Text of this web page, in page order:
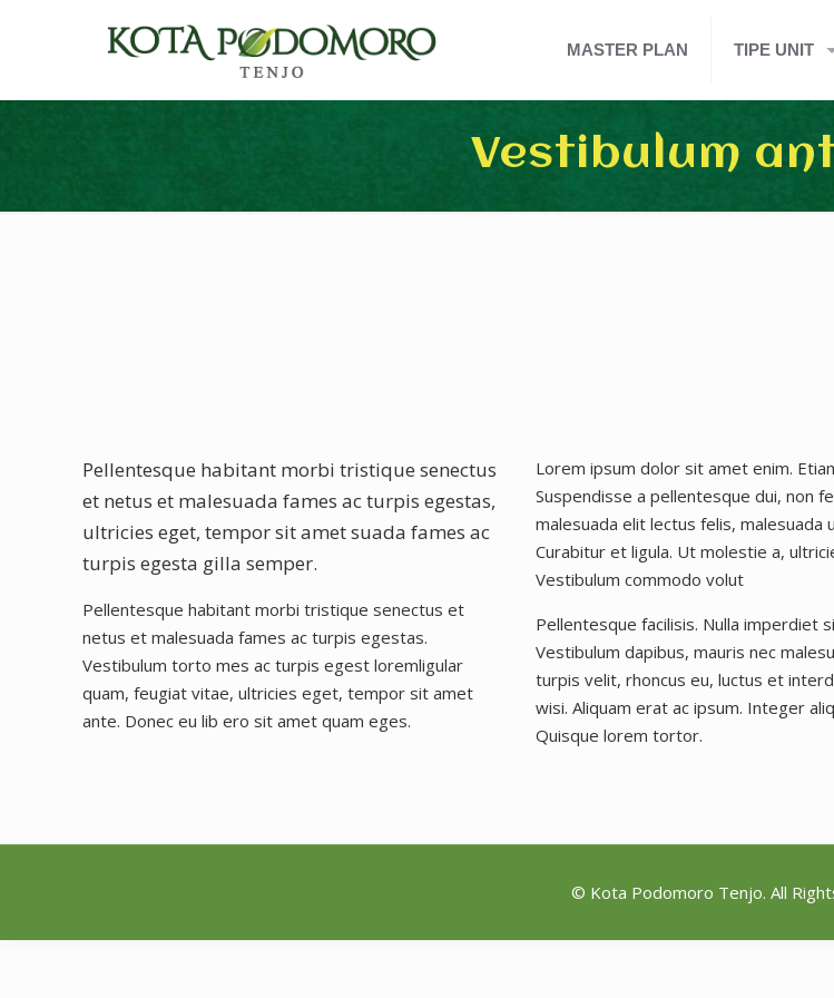
MASTER PLAN TIPE UNIT
Vestibulum
Pellentesque habitant morbi tristique senectus
et netus et malesuada fames ac turpis egestas,
ultricies eget, tempor sit amet suada fames ac
turpis egesta gilla semper.
Pellentesque habitant morbi tristique senectus et
netus et malesuada fames ac turpis egestas.
Vestibulum torto mes ac turpis egest loremligular
quam, feugiat vitae, ultricies eget, tempor sit amet
ante. Donec eu lib ero sit amet quam eges.
Lorem ipsum dolor sit amet enim.
Suspendisse a pellentesque dui, non
malesuada elit lectus felis, malesuada
Curabitur et ligula. Ut molestie a,
Vestibulum commodo volut
Pellentesque facilisis. Nulla imperdiet
Vestibulum dapibus, mauris nec
turpis velit, rhoncus eu, luctus et
wisi. Aliquam erat ac ipsum. Integer
Quisque lorem tortor.
© Kota Podomoro Tenjo. All